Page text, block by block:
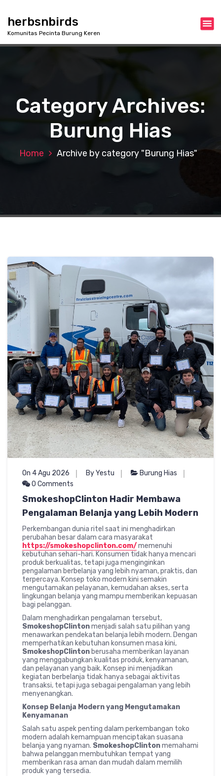
t
herbsnbirds
Komunitas Pecinta Burung Keren
Category Archives:
Burung Hias
Home Archive by category "Burung Hias"
On 4 Agu 2026 By Yestu
Burung Hias
0 Comments
SmokeshopClinton Hadir Membawa
Pengalaman Belanja yang Lebih Modern
Perkembangan dunia ritel saat ini menghadirkan
perubahan besar dalam cara masyarakat
https://smokeshopclinton.com/memenuhi
kebutuhan sehari-hari. Konsumen tidak hanya mencari
produk berkualitas, tetapi juga menginginkan
pengalaman berbelanja yang lebih nyaman, praktis, dan
terpercaya. Konsep toko modern kini semakin
mengutamakan pelayanan, kemudahan akses, serta
lingkungan belanja yang mampu memberikan kepuasan
bagi pelanggan.
Dalam menghadirkan pengalaman tersebut,
SmokeshopClintonmenjadi salah satu pilihan yang
menawarkan pendekatan belanja lebih modern. Dengan
memperhatikan kebutuhan konsumen masa kini,
SmokeshopClinton berusaha memberikan layanan
yang menggabungkan kualitas produk, kenyamanan,
dan pelayanan yang baik. Konsep ini menjadikan
kegiatan berbelanja tidak hanya sebagai aktivitas
transaksi, tetapi juga sebagai pengalaman yang lebih
menyenangkan.
Konsep Belanja Modern yang Mengutamakan
Kenyamanan
Salah satu aspek penting dalam perkembangan toko
modern adalah kemampuan menciptakan suasana
belanja yang nyaman. SmokeshopClintonmemahami
bahwa pelanggan membutuhkan tempat yang
memberikan rasa aman dan mudah dalam memilih
produk yang tersedia.